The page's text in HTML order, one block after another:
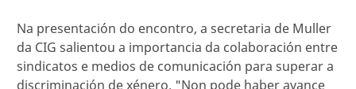
Na presentación do encontro, a secretaria de Muller
da CIG salientou a importancia da colaboración entre
sindicatos e medios de comunicación para superar a
discriminación de xénero. "Non pode haber avance